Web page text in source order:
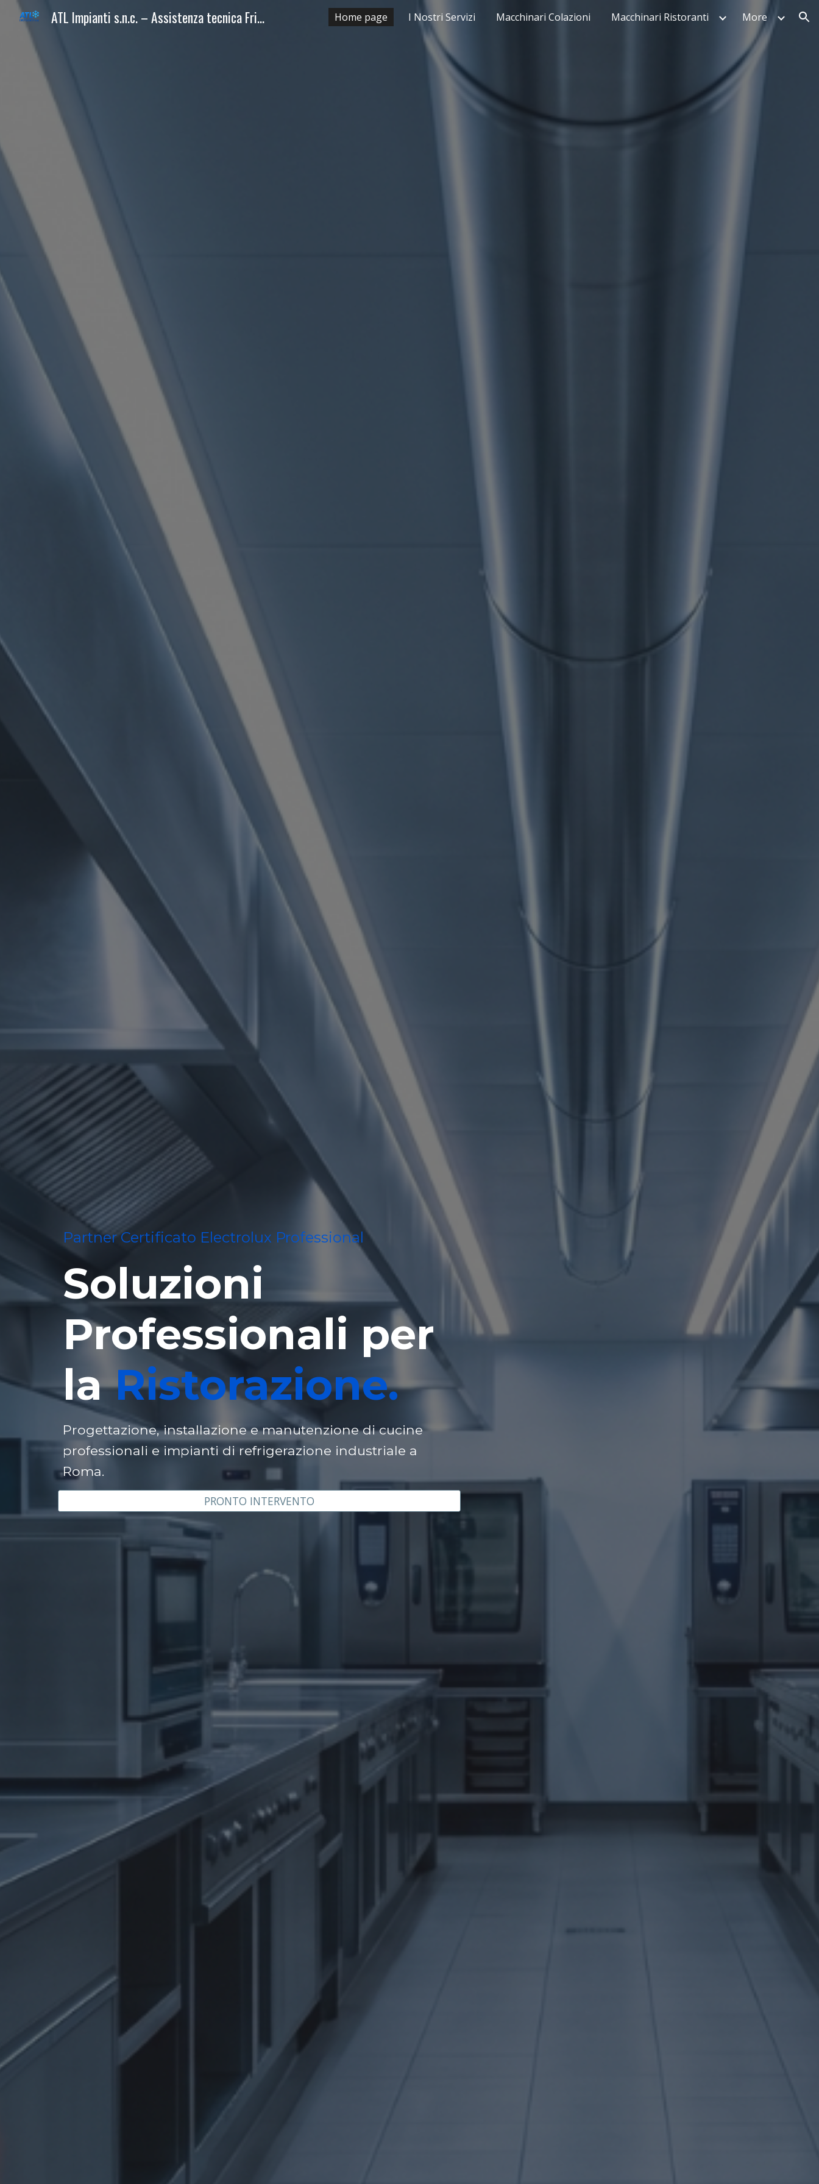
Skip to main content Skip to navigation
ATL Impianti s.n.c. – Assistenza tecnica Frigoriferi e Grandi Cucine Home page I Nostri Servizi Macchinari Colazioni Macchinari Ristoranti More
Partner Certificato Electrolux Professional
Soluzioni
Professionali per
laRistorazione.
Progettazione, installazione e manutenzione di cucine
professionali e impianti di refrigerazione industriale a
Roma.
PRONTO INTERVENTO